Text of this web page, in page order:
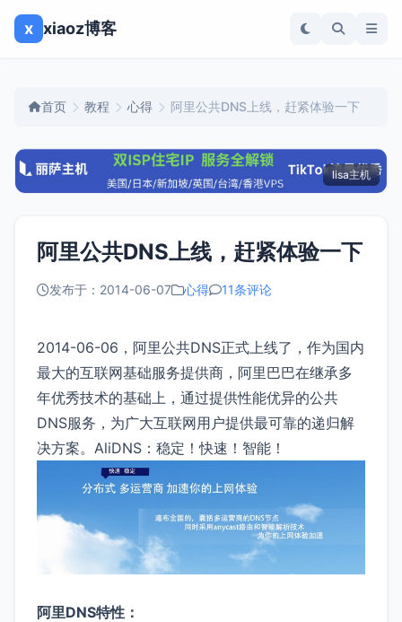
x xiaoz博客
首页 教程 心得 阿里公共DNS上线，赶紧体验一下
lisa主机
阿里公共DNS上线，赶紧体验一下
发布于：2014-06-07 心得 11条评论
2014-06-06，阿里公共DNS正式上线了，作为国内
最大的互联网基础服务提供商，阿里巴巴在继承多
年优秀技术的基础上，通过提供性能优异的公共
DNS服务，为广大互联网用户提供最可靠的递归解
决方案。AliDNS：稳定！快速！智能！
阿里DNS特性：